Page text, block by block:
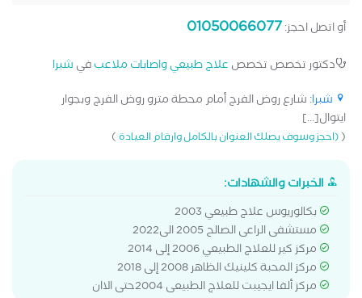
أو اتصل احجز:01050066077
دكتور تخصص تخصص علاج طبيعي واصابات ملاعبفي شبرا
شبرا: شارع روض الفرج أمام محطة مترو روض الفرج وبجوار
ايتوال[...]
((احجز وسوف يصلك العنوان بالكامل وارقام العيادة)
الخبرات والشهادات:
بكالوريوس علاج طبيعي 2003
مستشفى الراعى الصالح 2005 الى2022
مركز كير للعلاج الطبيعي 2006 إلى 2014
مركز المحبة كلينيك الظاهر 2008 إلى 2018
مركز ألفا ايجيبت للعلاج الطبيعى 2004حتى الاان